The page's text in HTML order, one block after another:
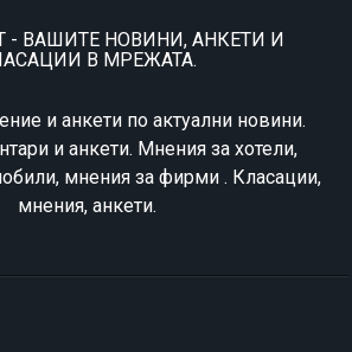
- ВАШИТЕ НОВИНИ, АНКЕТИ И
В МРЕЖАТА.
и анкети по актуални новини.
и анкети. Мнения за хотели,
мнения за фирми . Класации,
мнения, анкети.